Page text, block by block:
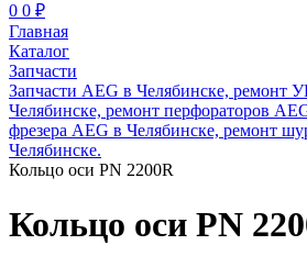
0 0 ₽
Главная
Каталог
Запчасти
Запчасти AEG в Челябинске,
Челябинске, ремонт перфораторов
фрезера AEG в Челябинске, ремонт
Челябинске.
Кольцо оси PN 2200R
Кольцо оси PN